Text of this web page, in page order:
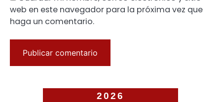
web en este navegador para la próxima vez que
haga un comentario.
2026